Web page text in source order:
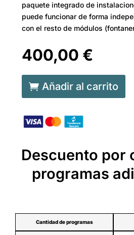
paquete integrado de
puede funcionar de forma
con el resto de módulos
400,00 €
Añadir al carrito
i
Descuento por
programas
Cantidad de programas